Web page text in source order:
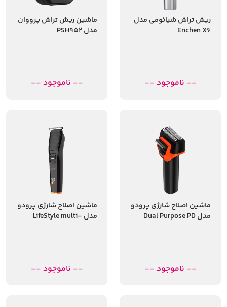
ریش تراش شیائومی مدل
Enchen X6
-- ناموجود --
ماشین ریش تراش پرووان
مدل PSH952
-- ناموجود --
ماشین اصلاح شارژی پرودو
مدل Dual Purpose PD
-- ناموجود --
ماشین اصلاح شارژی پرودو
مدل LifeStyle multi-
-- ناموجود --